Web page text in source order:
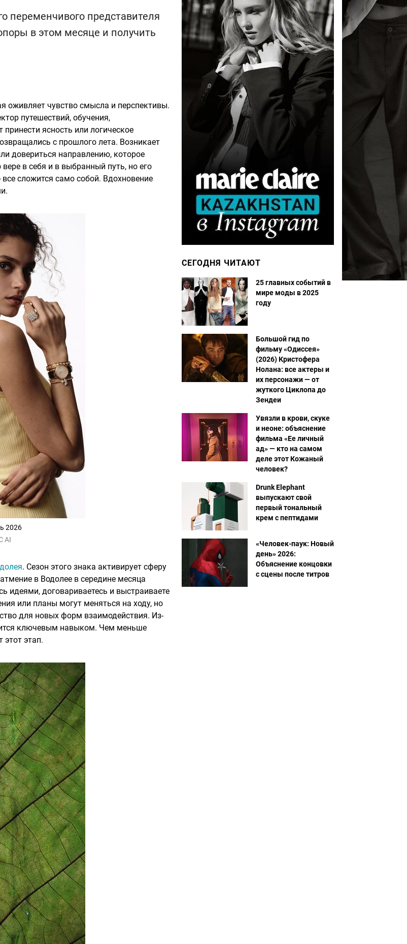
переменчивого представителя
в этом месяце и получить
оживляет чувство смысла и перспективы.
путешествий, обучения,
ясность или логическое
с прошлого лета. Возникает
довериться направлению, которое
в себя и в выбранный путь, но его
сложится само собой. Вдохновение
2026
AI
. Сезон этого знака активирует сферу
в Водолее в середине месяца
идеями, договариваетесь и выстраиваете
или планы могут меняться на ходу, но
для новых форм взаимодействия. Из-
ключевым навыком. Чем меньше
этот этап.
СЕГОДНЯ ЧИТАЮТ
25 главных событий в
мире моды в 2025
году
Большой гид по
фильму «Одиссея»
(2026) Кристофера
Нолана: все актеры и
их персонажи — от
жуткого Циклопа до
Зендеи
Увязли в крови, скуке
и неоне: объяснение
фильма «Ее личный
ад» — кто на самом
деле этот Кожаный
человек?
Drunk Elephant
выпускают свой
первый тональный
крем с пептидами
«Человек-паук: Новый
день» 2026:
Объяснение концовки
с сцены после титров